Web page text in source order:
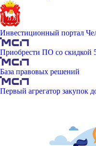
Инвестиционный портал
Приобрести ПО со скидкой
База правовых решений
Первый агрегатор закупок